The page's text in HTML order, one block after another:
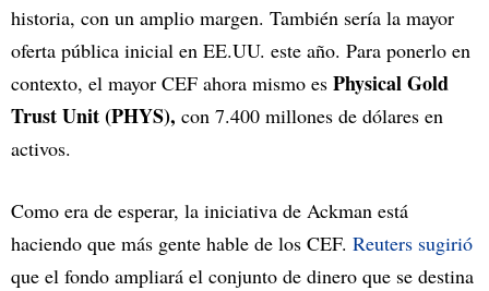
historia, con un amplio margen. También sería la mayor
oferta pública inicial en EE.UU. este año. Para ponerlo en
contexto, el mayor CEF ahora mismo es Physical Gold
Trust Unit (PHYS), con 7.400 millones de dólares en
activos.
Como era de esperar, la iniciativa de Ackman está
haciendo que más gente hable de los CEF. Reuters sugirió
que el fondo ampliará el conjunto de dinero que se destina